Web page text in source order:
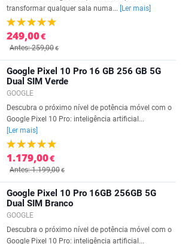
transformar qualquer sala numa...
[Ler mais]
249,00€
Antes: 259,00€
Google Pixel 10 Pro 16 GB 256 GB 5G
Dual SIM Verde
GOOGLE
Descubra o próximo nível de potência móvel com o
Google Pixel 10 Pro: inteligência artificial...
[Ler mais]
1.179,00€
Antes: 1.199,00€
Google Pixel 10 Pro 16GB 256GB 5G
Dual SIM Branco
GOOGLE
Descubra o próximo nível de potência móvel com o
Google Pixel 10 Pro: inteligência artificial...